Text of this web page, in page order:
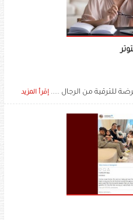
للترقية من الرجال ..... إقرأ المزيد